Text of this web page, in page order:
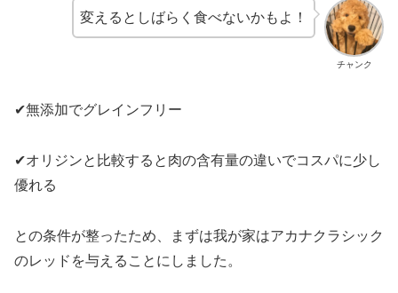
チャンク
変えるとしばらく食べないかもよ！
✔︎無添加でグレインフリー
✔︎オリジンと比較すると肉の含有量の違いでコスパに少し
優れる
との条件が整ったため、まずは我が家はアカナクラシック
のレッドを与えることにしました。